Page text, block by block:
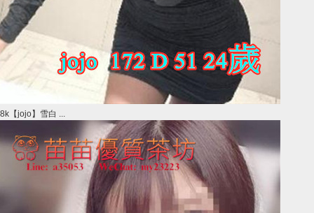
8k【jojo】雪白 ...